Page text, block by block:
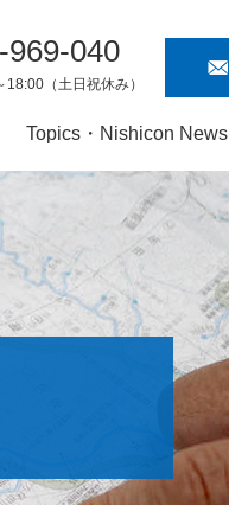
969-040
（土日祝休み）
Topics・Nishicon News